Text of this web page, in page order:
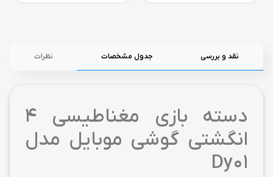
نقد و بررسی جدول مشخصات نظرات
دسته بازی مغناطیسی 4
انگشتی گوشی موبایل مدل
Dy01